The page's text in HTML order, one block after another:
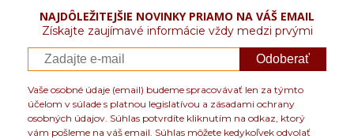
NAJDÔLEŽITEJŠIE NOVINKY PRIAMO NA VÁŠ EMAIL
Získajte zaujímavé informácie vždy medzi prvými
Odoberať
Vaše osobné údaje (email) budeme spracovávať len za týmto
účelom v súlade s platnou legislatívou a zásadami ochrany
osobných údajov. Súhlas potvrdíte kliknutím na odkaz, ktorý
vám pošleme na váš email. Súhlas môžete kedykoľvek odvolať